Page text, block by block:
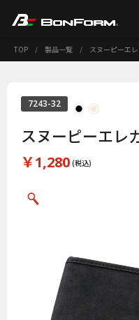
TOP / 製品一覧 / スヌーピーエ
7243-32
スヌーピーエ
￥1,280 (税込)